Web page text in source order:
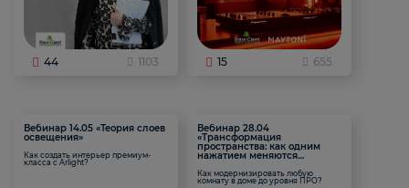
44 1103 15 655
Вебинар 14.05 «Теория слоев
освещения»
Как создать интерьер премиум-
класса с Arlight?
Вебинар 28.04
«Трансформация
пространства: как одним
нажатием меняются
Как модернизировать любую
комнату в доме до уровня ПРО?